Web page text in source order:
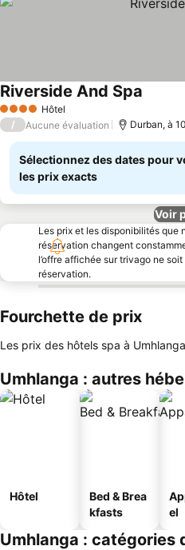
4 Étoiles Hôtel
Riverside And Spa
/ Aucune évaluation Durban, à
Sélectionnez des dates pour
les prix exacts
Voir
Les prix et les disponibilités que
réservation changent
l’offre affichée sur trivago ne
réservation.
Fourchette de prix
Les prix des hôtels spa à
Umhlanga : autres
Hôtel
Bed & Brea
kfasts
el
Umhlanga : catégories